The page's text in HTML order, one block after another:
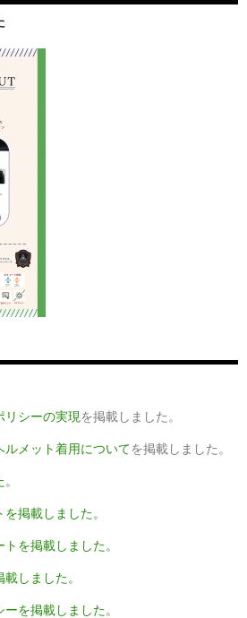
リシーの実現を掲載しました。
ルメット着用についてを掲載しました。
掲載しました。
を掲載しました。
しました。
を掲載しました。